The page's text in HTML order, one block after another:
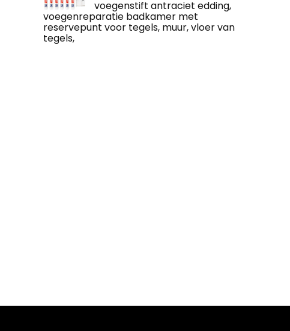
voegenstift antraciet edding,
voegenreparatie badkamer met
reservepunt voor tegels, muur, vloer van
tegels,